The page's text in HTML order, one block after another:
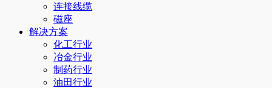
连接线缆
磁座
解决方案
化工行业
冶金行业
制药行业
油田行业